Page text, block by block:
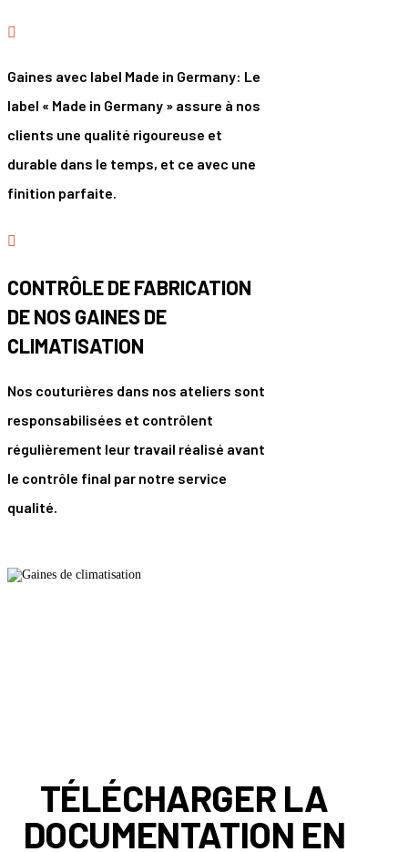

Gaines avec label Made in Germany: Le
label « Made in Germany » assure à nos
clients une qualité rigoureuse et
durable dans le temps, et ce avec une
finition parfaite.

CONTRÔLE DE FABRICATION
DE NOS GAINES DE
CLIMATISATION
Nos couturières dans nos ateliers sont
responsabilisées et contrôlent
régulièrement leur travail réalisé avant
le contrôle final par notre service
qualité.
TÉLÉCHARGER LA
DOCUMENTATION EN